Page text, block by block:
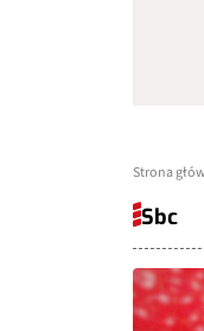
Strona
Sbc